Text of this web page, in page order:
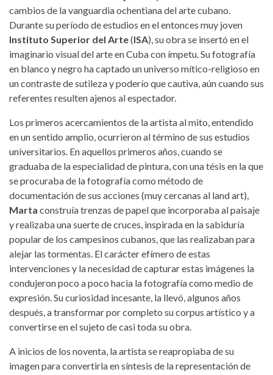
cambios de la vanguardia ochentiana del arte cubano.
Durante su período de estudios en el entonces muy joven
Instituto Superior del Arte(ISA), su obra se insertó en el
imaginario visual del arte en Cuba con ímpetu. Su fotografía
en blanco y negro ha captado un universo mítico-religioso en
un contraste de sutileza y poderío que cautiva, aún cuando sus
referentes resulten ajenos al espectador.
Los primeros acercamientos de la artista al mito, entendido
en un sentido amplio, ocurrieron al término de sus estudios
universitarios. En aquellos primeros años, cuando se
graduaba de la especialidad de pintura, con una tésis en la que
se procuraba de la fotografía como método de
documentación de sus acciones (muy cercanas al land art),
Marta construía trenzas de papel que incorporaba al paisaje
y realizaba una suerte de cruces, inspirada en la sabiduría
popular de los campesinos cubanos, que las realizaban para
alejar las tormentas. El carácter efímero de estas
intervenciones y la necesidad de capturar estas imágenes la
condujeron poco a poco hacia la fotografía como medio de
expresión. Su curiosidad incesante, la llevó, algunos años
después, a transformar por completo su corpus artístico y a
convertirse en el sujeto de casi toda su obra.
A inicios de los noventa, la artista se reapropiaba de su
imagen para convertirla en síntesis de la representación de